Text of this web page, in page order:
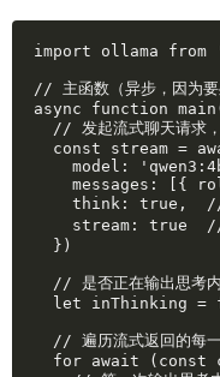
import ollama from
// 主函数（异步，因为要
async function
// 发起流式聊天请求，
const stream =
model:
messages: [{
think: true,  // 启
stream: true  // 启
})
// 是否正在输出思考
let inThinking =
// 遍历流式返回的每一
for await (const